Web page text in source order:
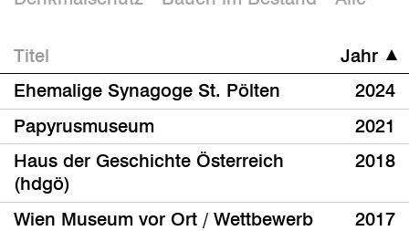
Titel
Jahr
Ehemalige Synagoge St. Pölten
2024
Papyrusmuseum
2021
Haus der Geschichte Österreich
(hdgö)
2018
Wien Museum vor Ort / Wettbewerb
2017